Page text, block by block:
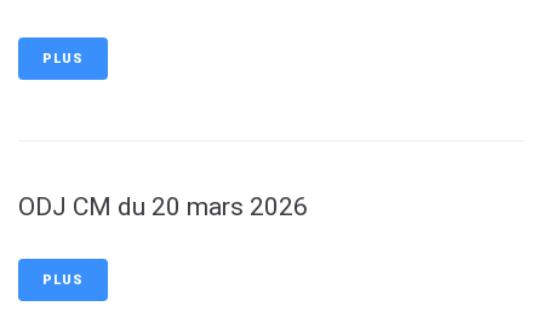
PLUS
ODJ CM du 20 mars 2026
PLUS